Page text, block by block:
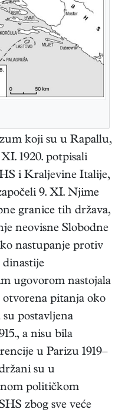
koji su u Rapallu,
1920. potpisali
i Kraljevine Italije,
9. XI. Njime
granice tih država,
neovisne Slobodne
nastupanje protiv
dinastije
ugovorom nastojala
pitanja oko
postavljena
a nisu bila
u Parizu 1919–
su u
političkom
zbog sve veće